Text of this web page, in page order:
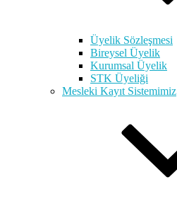
Üyelik Sözleşmesi
Bireysel Üyelik
Kurumsal Üyelik
STK Üyeliği
Mesleki Kayıt Sistemimiz